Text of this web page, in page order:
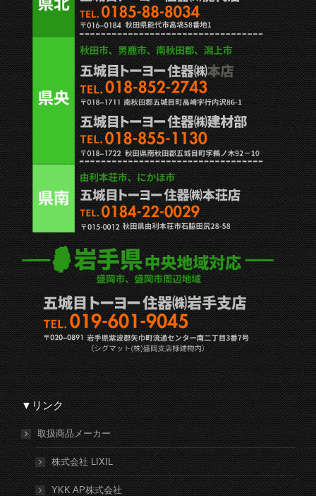
▼リンク
取扱商品メーカー
株式会社 LIXIL
YKK AP株式会社